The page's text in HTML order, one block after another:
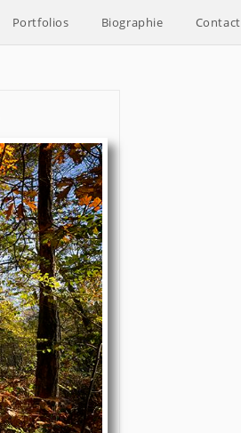
Portfolios Biographie Contact